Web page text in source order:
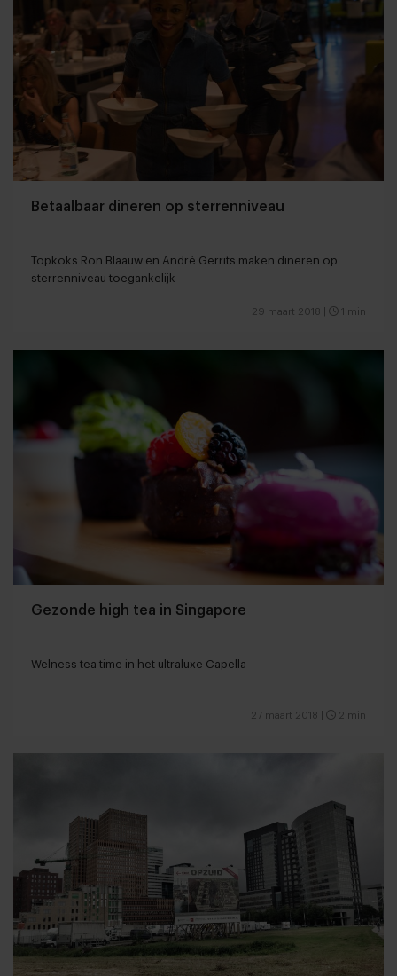
Betaalbaar dineren op sterrenniveau
Topkoks Ron Blaauw en André Gerrits maken dineren op
sterrenniveau toegankelijk
29 maart 2018 1 min
Gezonde high tea in Singapore
Welness tea time in het ultraluxe Capella
27 maart 2018 2 min